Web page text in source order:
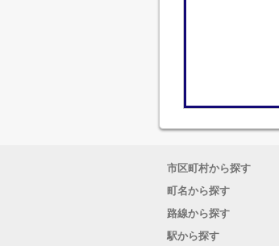
市区町村から探す
町名から探す
路線から探す
駅から探す